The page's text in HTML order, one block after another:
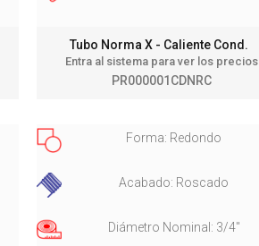
Tubo Norma X - Caliente Cond.
Entra al sistema para ver los precios
PR000001CDNRC
Forma: Redondo
Acabado: Roscado
Diámetro Nominal: 3/4"